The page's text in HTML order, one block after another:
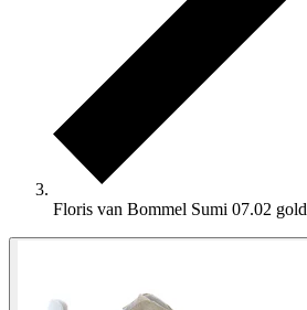
Floris van Bommel Sumi 07.02 gold